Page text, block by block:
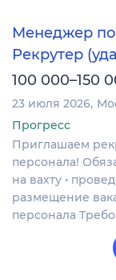
Менеджер
Рекрутер
100 000–150
23 июля 2026
Прогресс
Приглашаем
персонала!
на вахту •
размещение
персонала